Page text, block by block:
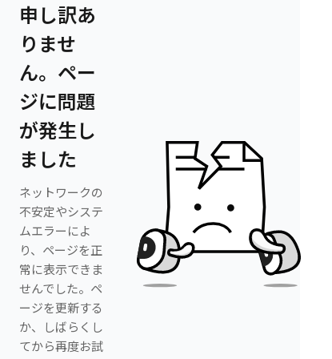
申し訳あ
りませ
ん。ペー
ジに問題
が発生し
ました
ネットワークの
不安定やシステ
ムエラーによ
り、ページを正
常に表示できま
せんでした。ペ
ージを更新する
か、しばらくし
てから再度お試